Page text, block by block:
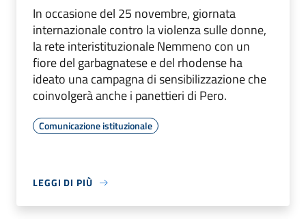
In occasione del 25 novembre, giornata
internazionale contro la violenza sulle donne,
la rete interistituzionale Nemmeno con un
fiore del garbagnatese e del rhodense ha
ideato una campagna di sensibilizzazione che
coinvolgerà anche i panettieri di Pero.
Comunicazione istituzionale
LEGGI DI PIÙ